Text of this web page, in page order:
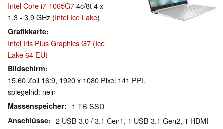
Intel Core i7-1065G74c/8t 4 x
1.3 - 3.9 GHz (Intel Ice Lake)
Grafikkarte
Intel Iris Plus Graphics G7 (Ice
Lake 64 EU)
Bildschirm
15.60 Zoll 16:9, 1920 x 1080 Pixel 141 PPI,
spiegelnd: nein
Massenspeicher 1 TB SSD
Anschlüsse 2 USB 3.0 / 3.1 Gen1, 1 USB 3.1 Gen2, 1 HDMI